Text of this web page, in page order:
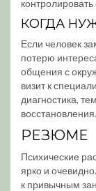
КОГДА
Если человек
потерю
общения с
визит к
диагностика,
восстановления.
РЕЗЮМЕ
Психические
ярко и
к привычным